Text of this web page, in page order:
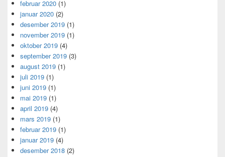
februar 2020 (1)
januar 2020 (2)
desember 2019 (1)
november 2019 (1)
oktober 2019 (4)
september 2019 (3)
august 2019 (1)
juli 2019 (1)
juni 2019 (1)
mai 2019 (1)
april 2019 (4)
mars 2019 (1)
februar 2019 (1)
januar 2019 (4)
desember 2018 (2)